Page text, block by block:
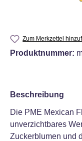
Zum Merkzettel
Produktnummer:
Beschreibung
Die PME Mexican
unverzichtbares
Zuckerblumen und